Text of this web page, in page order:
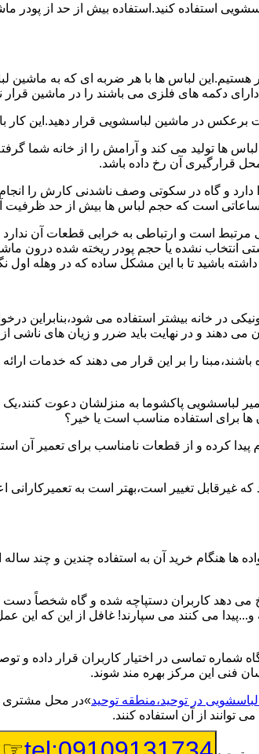
استفاده کنید.استفاده بیش از حد از
هستیم.این لباس ها با هر ضربه ای که به
دکمه های فلزی می باشند را در ماشین قرار
برعکس در ماشین لباسشویی قرار دهید.این
تولید می کند و آرامش را از خانه شما
قرارگیری آن رخ داده باشد.
و گاه در سکوتی وصف ناشدنی کارش را
ساعاتی است که حجم لباس ها بیش از حد
مرتبط است و ارتباطی به خرابی قطعات آن
انتخاب نشده یا حجم پودر ریخته شده درون
باشید تا با این مشکل ساده که در وهله اول
در خانه بیشتر استفاده می شود،بنابراین
دهند و در نهایت باید ضرر و زیان های ناشی از
را بر این قرار می دهند که خدمات
لباسشویی پاکشوما به منزلشان دعوت
برای استفاده مناسب است یا خیر؟
کرده و از قطعات نامناسب برای تعمیر
غیرقابل تغییر است،بهتر است به
ها هنگام خرید آن به استفاده چندین و چند
دهد کاربران دستپاچه شده و گاه شخصاً دست
و...پیدا می کنند می سپارند! غافل از این که
شماره تماسی در اختیار کاربران قرار
فنی این مرکز بهره مند شوند.
لباسشویی در توحید،منطقه توحید»در محل مشتری و
از آن استفاده کنند.